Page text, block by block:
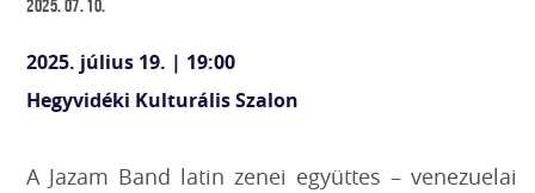
2025. 07. 10.
2025. július 19. | 19:00
Hegyvidéki Kulturális Szalon
A Jazam Band latin zenei együttes – venezuelai